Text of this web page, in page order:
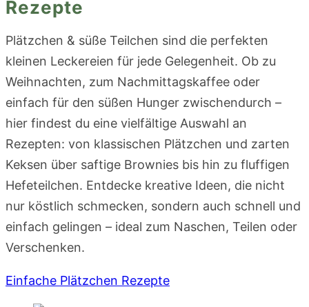
Rezepte
Plätzchen & süße Teilchen sind die perfekten
kleinen Leckereien für jede Gelegenheit. Ob zu
Weihnachten, zum Nachmittagskaffee oder
einfach für den süßen Hunger zwischendurch –
hier findest du eine vielfältige Auswahl an
Rezepten: von klassischen Plätzchen und zarten
Keksen über saftige Brownies bis hin zu fluffigen
Hefeteilchen. Entdecke kreative Ideen, die nicht
nur köstlich schmecken, sondern auch schnell und
einfach gelingen – ideal zum Naschen, Teilen oder
Verschenken.
Einfache Plätzchen Rezepte